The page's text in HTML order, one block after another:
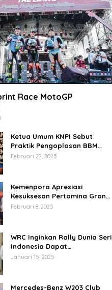
Race MotoGP
Ketua Umum KNPI Sebut
Praktik Pengoplosan BBM
Cederai Kepercayaan
Februari 27, 2025
Kemenpora Apresiasi
Kesuksesan Pertamina Grand
Prix of Indonesia 2024
Februari 8, 2025
WRC Inginkan Rally Dunia Seri
Indonesia Dapat
Terselenggara 2026
Januari 15, 2025
Mercedes-Benz W203 Club